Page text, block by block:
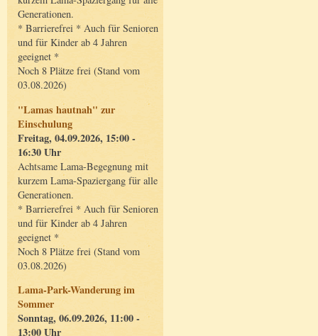
Generationen.
* Barrierefrei * Auch für Senioren
und für Kinder ab 4 Jahren
geeignet *
Noch 8 Plätze frei (Stand vom
03.08.2026)
"Lamas hautnah" zur
Einschulung
Freitag, 04.09.2026, 15:00 -
16:30 Uhr
Achtsame Lama-Begegnung mit
kurzem Lama-Spaziergang für alle
Generationen.
* Barrierefrei * Auch für Senioren
und für Kinder ab 4 Jahren
geeignet *
Noch 8 Plätze frei (Stand vom
03.08.2026)
Lama-Park-Wanderung im
Sommer
Sonntag, 06.09.2026, 11:00 -
13:00 Uhr